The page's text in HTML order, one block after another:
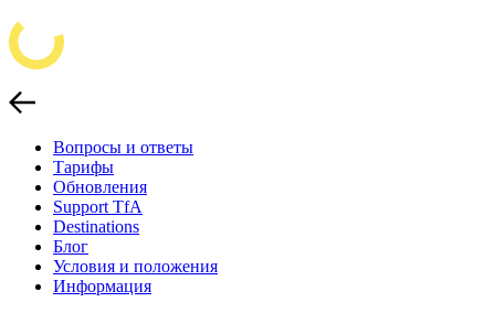
Вопросы и ответы
Тарифы
Обновления
Support TfA
Destinations
Блог
Условия и положения
Информация